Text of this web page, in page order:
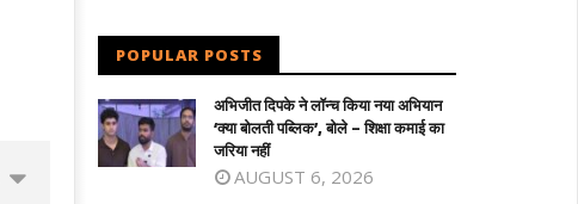
POPULAR POSTS
अभिजीत दिपके ने लॉन्च किया नया अभियान
‘क्या बोलती पब्लिक’, बोले – शिक्षा कमाई का
जरिया नहीं
AUGUST 6, 2026